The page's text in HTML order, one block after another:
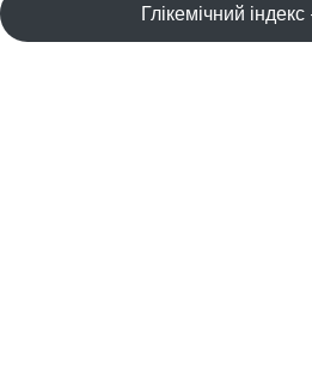
Глікемічний